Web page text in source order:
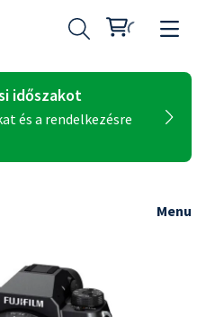
Menu